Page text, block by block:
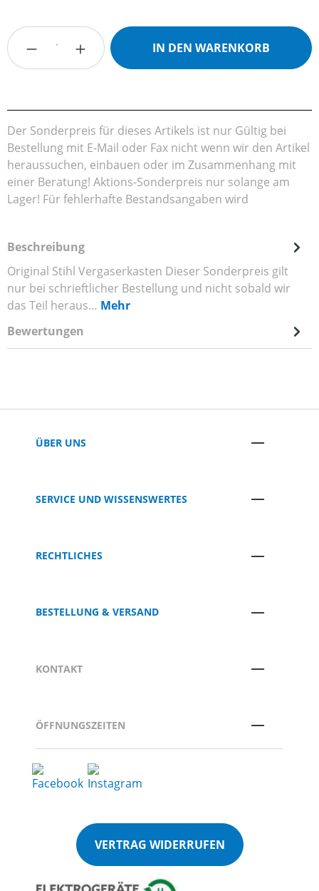
Produkt Anzahl: Gib den gewünschten
IN DEN WARENKORB
Der Sonderpreis für dieses Artikels ist nur Gültig bei
Bestellung mit E-Mail oder Fax nicht wenn wir den Artikel
heraussuchen, einbauen oder im Zusammenhang mit
einer Beratung! Aktions-Sonderpreis nur solange am
Lager! Für fehlerhafte Bestandsangaben wird
Beschreibung
Original Stihl Vergaserkasten Dieser Sonderpreis gilt
nur bei schrieftlicher Bestellung und nicht sobald wir
das Teil heraus… Mehr
Bewertungen
ÜBER UNS
SERVICE UND WISSENSWERTES
RECHTLICHES
BESTELLUNG & VERSAND
KONTAKT
ÖFFNUNGSZEITEN
VERTRAG WIDERRUFEN